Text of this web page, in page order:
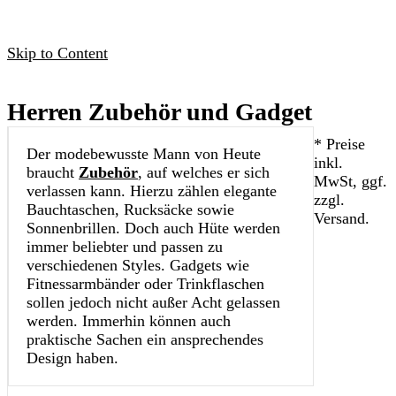
Skip to Content
Herren Zubehör und Gadget
Der modebewusste Mann von Heute
braucht Zubehör, auf welches er sich
verlassen kann. Hierzu zählen elegante
Bauchtaschen, Rucksäcke sowie
Sonnenbrillen. Doch auch Hüte werden
immer beliebter und passen zu
verschiedenen Styles. Gadgets wie
Fitnessarmbänder oder Trinkflaschen
sollen jedoch nicht außer Acht gelassen
werden. Immerhin können auch
praktische Sachen ein ansprechendes
Design haben.
* Preise
inkl.
MwSt, ggf.
zzgl.
Versand.